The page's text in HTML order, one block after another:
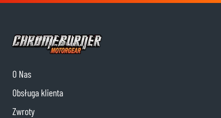
O Nas
Obsługa klienta
Zwroty